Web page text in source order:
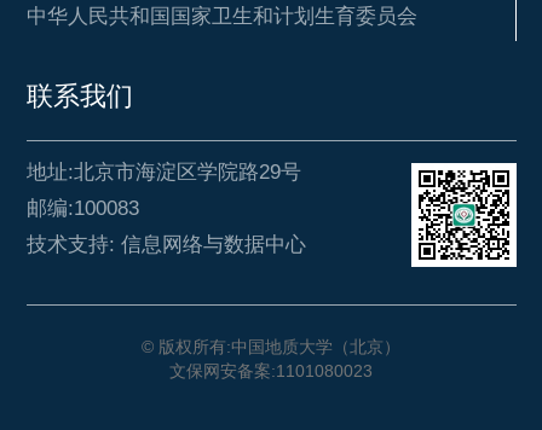
中华人民共和国国家卫生和计划生育委员会
联系我们
地址:北京市海淀区学院路29号
邮编:100083
技术支持: 信息网络与数据中心
© 版权所有:中国地质大学（北京）
文保网安备案:1101080023